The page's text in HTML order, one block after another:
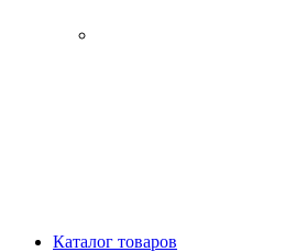
Каталог товаров